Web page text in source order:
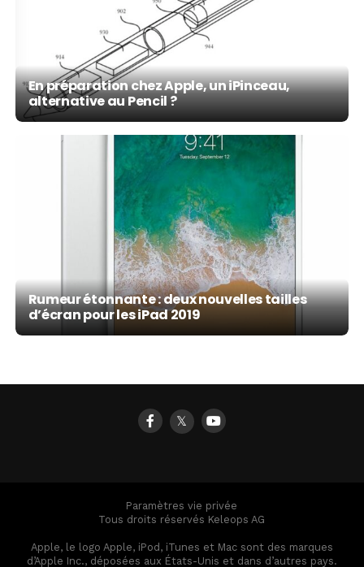
En préparation chez Apple, un iPinceau,
alternative au Pencil ?
Rumeur étonnante : deux nouvelles tailles
d’écran pour les iPad 2019
𝕏
Paramètres vie privée
Tous droits réservés Keleops AG
Apple, le logo Apple, iPod, iTunes et Mac sont des marques
d’Apple Inc., déposées aux États-Unis et dans d’autres pays.